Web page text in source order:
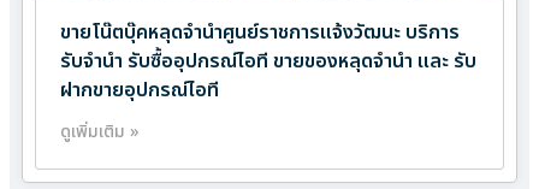
ขายโน๊ตบุ๊คหลุดจำนำศูนย์ราชการแจ้งวัฒนะ บริการ
รับจำนำ รับซื้ออุปกรณ์ไอที ขายของหลุดจำนำ และ รับ
ฝากขายอุปกรณ์ไอที
ดูเพิ่มเติม »